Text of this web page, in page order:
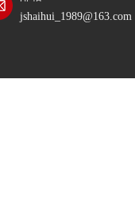
jshaihui_1989@163.com